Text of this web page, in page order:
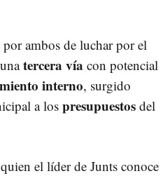
por ambos de luchar por el
tercera vía con potencial
interno, surgido
a los presupuestos del
el líder de Junts conoce